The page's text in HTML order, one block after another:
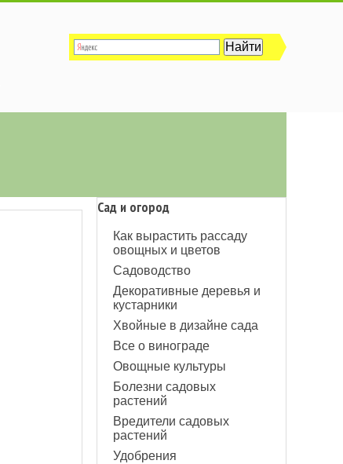
Сад и огород
Как вырастить рассаду
овощных и цветов
Садоводство
Декоративные деревья и
кустарники
Хвойные в дизайне сада
Все о винограде
Овощные культуры
Болезни садовых
растений
Вредители садовых
растений
Удобрения